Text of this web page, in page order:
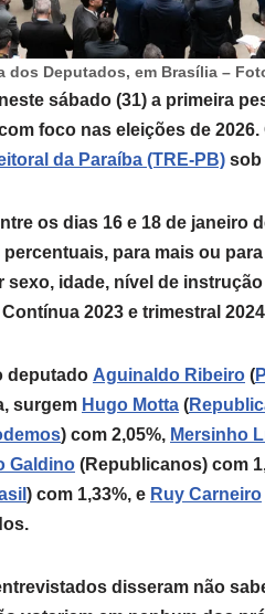
dos Deputados, em Brasília –
sábado (31) a primeira
foco nas eleições de
da Paraíba (TRE-PB) sob
os dias 16 e 18 de janeiro
para mais ou
sexo, idade, nível de
2023 e trimestral
deputado Aguinaldo Ribeiro (
surgem Hugo Motta (
) com 2,05%, Mersinho
Galdino (Republicanos) com
) com 1,33%, e Ruy Carneiro
disseram não